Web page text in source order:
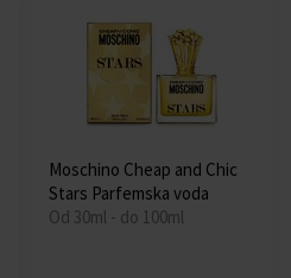
Moschino Cheap and Chic
Stars Parfemska voda
Od 30ml - do 100ml